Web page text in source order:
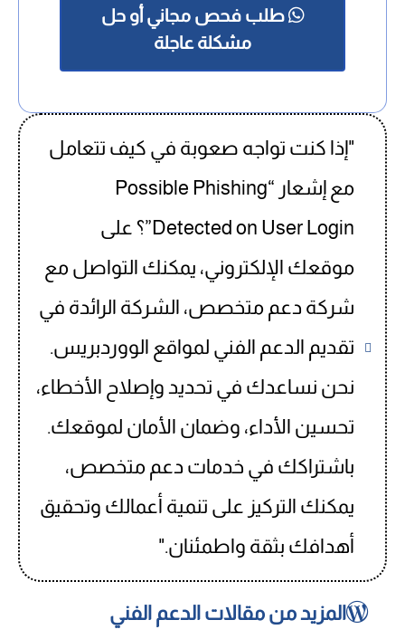
طلب فحص مجاني أو حل
مشكلة عاجلة
"إذا كنت تواجه صعوبة في كيف تتعامل
مع إشعار “Possible Phishing
Detected on User Login”؟ على
موقعك الإلكتروني، يمكنك التواصل مع
شركة دعم متخصص، الشركة الرائدة في
تقديم الدعم الفني لمواقع الووردبريس.
نحن نساعدك في تحديد وإصلاح الأخطاء،
تحسين الأداء، وضمان الأمان لموقعك.
باشتراكك في خدمات دعم متخصص،
يمكنك التركيز على تنمية أعمالك وتحقيق
أهدافك بثقة واطمئنان."
المزيد من مقالات الدعم الفني